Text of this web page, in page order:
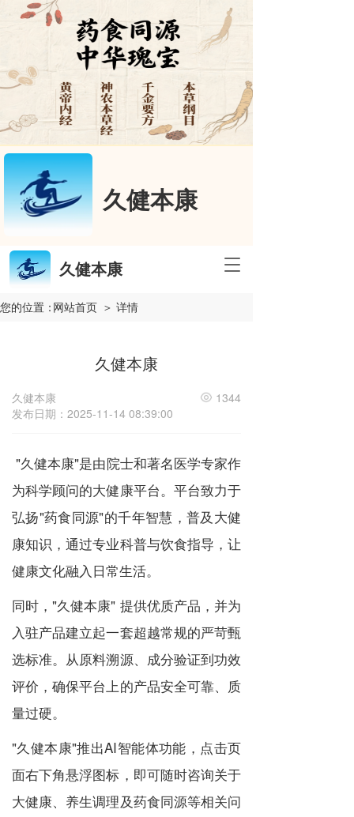
久健本康
T
v
i
t
o
n
久健本康
您的位置：网站首页 ＞ 详情
久健本康
久健本康
发布日期：2025-11-14 08:39:00
1344
"久健本康"是由院士和著名医学专家作
为科学顾问的大健康平台。平台致力于
弘扬"药食同源"的千年智慧，普及大健
康知识，通过专业科普与饮食指导，让
健康文化融入日常生活。
同时，"久健本康" 提供优质产品，并为
入驻产品建立起一套超越常规的严苛甄
选标准。从原料溯源、成分验证到功效
评价，确保平台上的产品安全可靠、质
量过硬。
"久健本康"推出AI智能体功能，点击页
面右下角悬浮图标，即可随时咨询关于
大健康、养生调理及药食同源等相关问